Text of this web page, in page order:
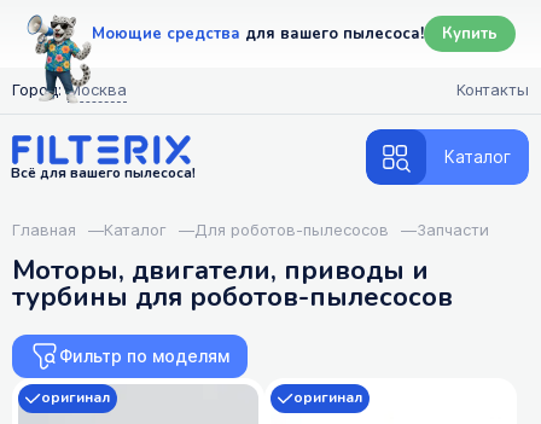
Моющие средства для вашего пылесоса! Купить
Город: Москва Контакты
Всё для вашего пылесоса!
Каталог
Главная —Каталог —Для роботов-пылесосов —Запчасти
Моторы, двигатели, приводы и
турбины для роботов-пылесосов
Фильтр по моделям
оригинал оригинал